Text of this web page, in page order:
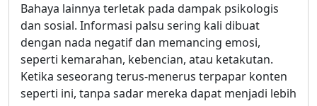
Bahaya lainnya terletak pada dampak psikologis
dan sosial. Informasi palsu sering kali dibuat
dengan nada negatif dan memancing emosi,
seperti kemarahan, kebencian, atau ketakutan.
Ketika seseorang terus-menerus terpapar konten
seperti ini, tanpa sadar mereka dapat menjadi lebih